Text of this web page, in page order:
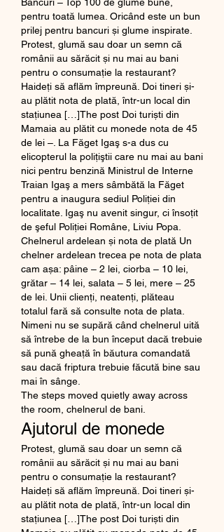
pentru toată lumea. Oricând este un bun
prilej pentru bancuri și glume inspirate.
Protest, glumă sau doar un semn că
românii au sărăcit și nu mai au bani
pentru o consumație la restaurant?
Haideți să aflăm împreună. Doi tineri și-
au plătit nota de plată, într-un local din
stațiunea […]The post Doi turiști din
Mamaia au plătit cu monede nota de 45
de lei –. La Făget Igaş s-a dus cu
elicopterul la poliţiştii care nu mai au bani
nici pentru benzină Ministrul de Interne
Traian Igaş a mers sâmbătă la Făget
pentru a inaugura sediul Poliţiei din
localitate. Igaş nu avenit singur, ci însoţit
de şeful Poliţiei Române, Liviu Popa.
Chelnerul ardelean și nota de plată Un
chelner ardelean trecea pe nota de plata
cam așa: pâine – 2 lei, ciorba – 10 lei,
grătar – 14 lei, salata – 5 lei, mere – 25
de lei. Unii clienți, neatenți, plăteau
totalul fară să consulte nota de plata.
Nimeni nu se supără când chelnerul uită
să întrebe de la bun început dacă trebuie
să pună gheaţă în băutura comandată
sau dacă friptura trebuie făcută bine sau
mai în sânge.
The steps moved quietly away across
the room, chelnerul de bani.
Ajutorul de monede
Protest, glumă sau doar un semn că
românii au sărăcit și nu mai au bani
pentru o consumație la restaurant?
Haideți să aflăm împreună. Doi tineri și-
au plătit nota de plată, într-un local din
stațiunea […]The post Doi turiști din